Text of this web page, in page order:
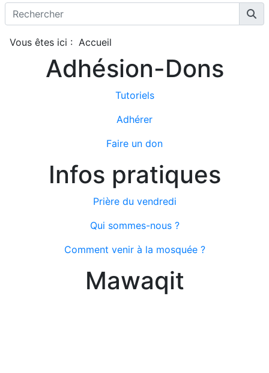
Vous êtes ici : Accueil
Adhésion-Dons
Tutoriels
Adhérer
Faire un don
Infos pratiques
Prière du vendredi
Qui sommes-nous ?
Comment venir à la mosquée ?
Mawaqit